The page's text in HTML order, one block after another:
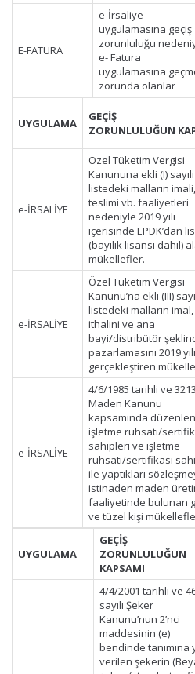
E-FATURA
e-İrsaliye
uygulamasına geçiş
zorunluluğu
e- Fatura
uygulamasına
zorunda olanlar
UYGULAMA
GEÇİŞ
ZORUNLULUĞUN
e-İRSALİYE
Özel Tüketim Vergisi
Kanununa ekli (I) sayılı
listedeki malların
teslimi vb. faaliyetleri
nedeniyle 2019 yılı
içerisinde EPDK’dan
(bayilik lisansı dahil)
mükellefler.
e-İRSALİYE
Özel Tüketim Vergisi
Kanunu’na ekli (III)
listedeki malların
ithalini ve ana
bayi/distribütör
pazarlamasını 2019
gerçekleştiren
e-İRSALİYE
4/6/1985 tarihli ve 3213
Maden Kanunu
kapsamında
işletme ruhsatı/
sahipleri ve işletme
ruhsatı/sertifikası
ile yaptıkları
istinaden maden
faaliyetinde bulunan
ve tüzel kişi
UYGULAMA
GEÇİŞ
ZORUNLULUĞUN
KAPSAMI
4/4/2001 tarihli ve
sayılı Şeker
Kanunu’nun 2’nci
maddesinin (e)
bendinde tanımına
verilen şekerin